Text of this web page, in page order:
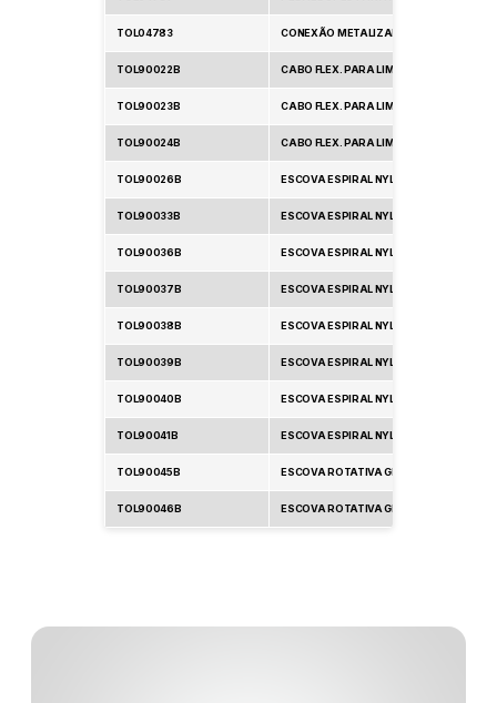
TOL04783 CONEXÃO METALIZADA PARA TUBO -
TOL90022B CABO FLEX. PARA LIMPEZA DE
TOL90023B CABO FLEX. PARA LIMPEZA DE
TOL90024B CABO FLEX. PARA LIMPEZA DE
TOL90026B ESCOVA ESPIRAL NYLON 3/8 P/LIMP.TB
TOL90033B ESCOVA ESPIRAL NYLON 13/16P/
TOL90036B ESCOVA ESPIRAL NYLON 1" P/LIMP.TB -
TOL90037B ESCOVA ESPIRAL NYLON -1/2" - PCTE
TOL90038B ESCOVA ESPIRAL NYLON 9/16 - PCTE C/
TOL90039B ESCOVA ESPIRAL NYLON - 5/8 - PCTE
TOL90040B ESCOVA ESPIRAL NYLON - 11/16 - PCTE
TOL90041B ESCOVA ESPIRAL NYLON - 3/4 - PCTE C/
TOL90045B ESCOVA ROTATIVA GRANULAR 9,52MM
TOL90046B ESCOVA ROTATIVA GRANULAR 9,52MM